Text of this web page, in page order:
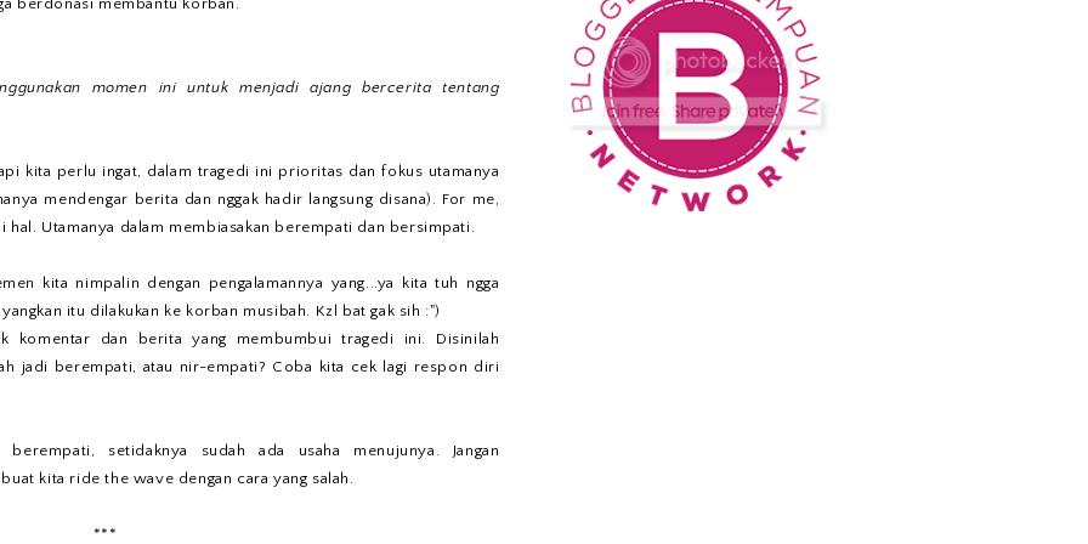
momen ini untuk menjadi ajang bercerita tentang
kita perlu ingat, dalam tragedi ini prioritas dan fokus utamanya
mendengar berita dan nggak hadir langsung disana). For me,
Utamanya dalam membiasakan berempati dan bersimpati.
kita nimpalin dengan pengalamannya yang...ya kita tuh ngga
itu dilakukan ke korban musibah. Kzl bat gak sih :")
komentar dan berita yang membumbui tragedi ini. Disinilah
jadi berempati, atau nir-empati? Coba kita cek lagi respon diri
setidaknya sudah ada usaha menujunya. Jangan
kita ride the wave dengan cara yang salah.
***